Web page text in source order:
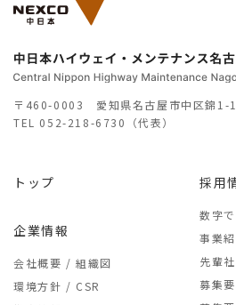
〒460-0003 愛知県名古屋市中区錦1-
TEL 052-218-6730（代表）
トップ
企業情報
会社概要 / 組織図
環境方針 / CSR
採用
数字
事業
先輩
募集